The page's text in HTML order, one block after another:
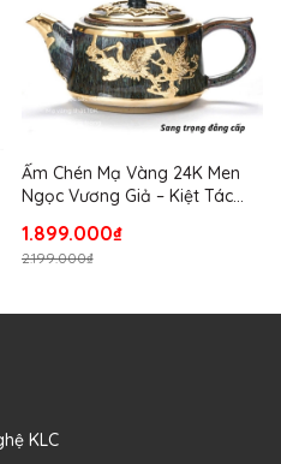
Ấm Chén Mạ Vàng 24K Men
Ngọc Vương Giả – Kiệt Tác
Hộp Lụa Cao Cấp
1.899.000₫
2.199.000₫
KLC